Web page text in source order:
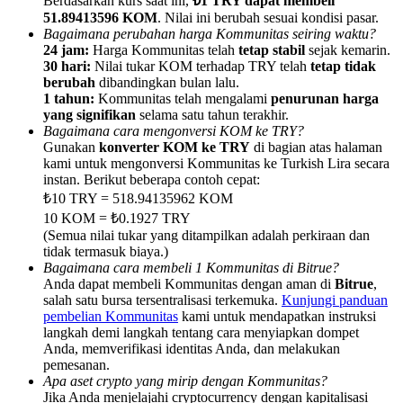
BTC Welcome Rewards
Deposit & Trade BTC to Share 25000 USDT prize pool!
Deposit CASHCAT & Win
Share 500000 CASHCAT prize pool
51.89413596 KOM. Nilai ini berubah sesuai kondisi pasar.
Bagaimana perubahan harga Kommunitas seiring waktu?
24 jam: Harga Kommunitas telah tetap stabil sejak kemarin.
30 hari: Nilai tukar KOM terhadap TRY telah tetap tidak
berubah dibandingkan bulan lalu.
1 tahun: Kommunitas telah mengalami penurunan harga
yang signifikan selama satu tahun terakhir.
Bagaimana cara mengonversi KOM ke TRY?
Gunakan konverter KOM ke TRY di bagian atas halaman
kami untuk mengonversi Kommunitas ke Turkish Lira secara
instan. Berikut beberapa contoh cepat:
₺10 TRY = 518.94135962 KOM
10 KOM = ₺0.1927 TRY
(Semua nilai tukar yang ditampilkan adalah perkiraan dan
tidak termasuk biaya.)
Bagaimana cara membeli 1 Kommunitas di Bitrue?
Anda dapat membeli Kommunitas dengan aman di Bitrue,
salah satu bursa tersentralisasi terkemuka. Kunjungi panduan
pembelian Kommunitas kami untuk mendapatkan instruksi
langkah demi langkah tentang cara menyiapkan dompet
Anda, memverifikasi identitas Anda, dan melakukan
pemesanan.
Apa aset crypto yang mirip dengan Kommunitas?
Jika Anda menjelajahi cryptocurrency dengan kapitalisasi